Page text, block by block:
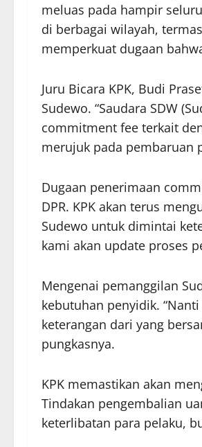
meluas pada hampir
di berbagai wilayah,
memperkuat dugaan
Juru Bicara KPK, Budi
Sudewo. “Saudara SDW
commitment fee terkait
merujuk pada pembaruan
Dugaan penerimaan
DPR. KPK akan terus
Sudewo untuk dimintai
kami akan update proses
Mengenai pemanggilan
kebutuhan penyidik.
keterangan dari yang
pungkasnya.
KPK memastikan akan
Tindakan pengembalian
keterlibatan para pelaku,